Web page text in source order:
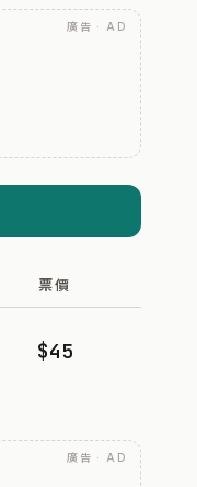
廣告 · AD
票價
$45
廣告 · AD